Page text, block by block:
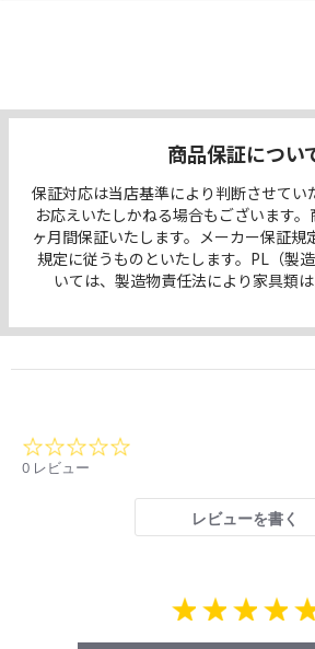
商品保証につい
保証対応は当店基準により判断させてい
お応えいたしかねる場合もございます
ヶ月間保証いたします。メーカー保証規
規定に従うものといたします。PL（製
いては、製造物責任法により家具類は
0 レビュー
レビューを書く